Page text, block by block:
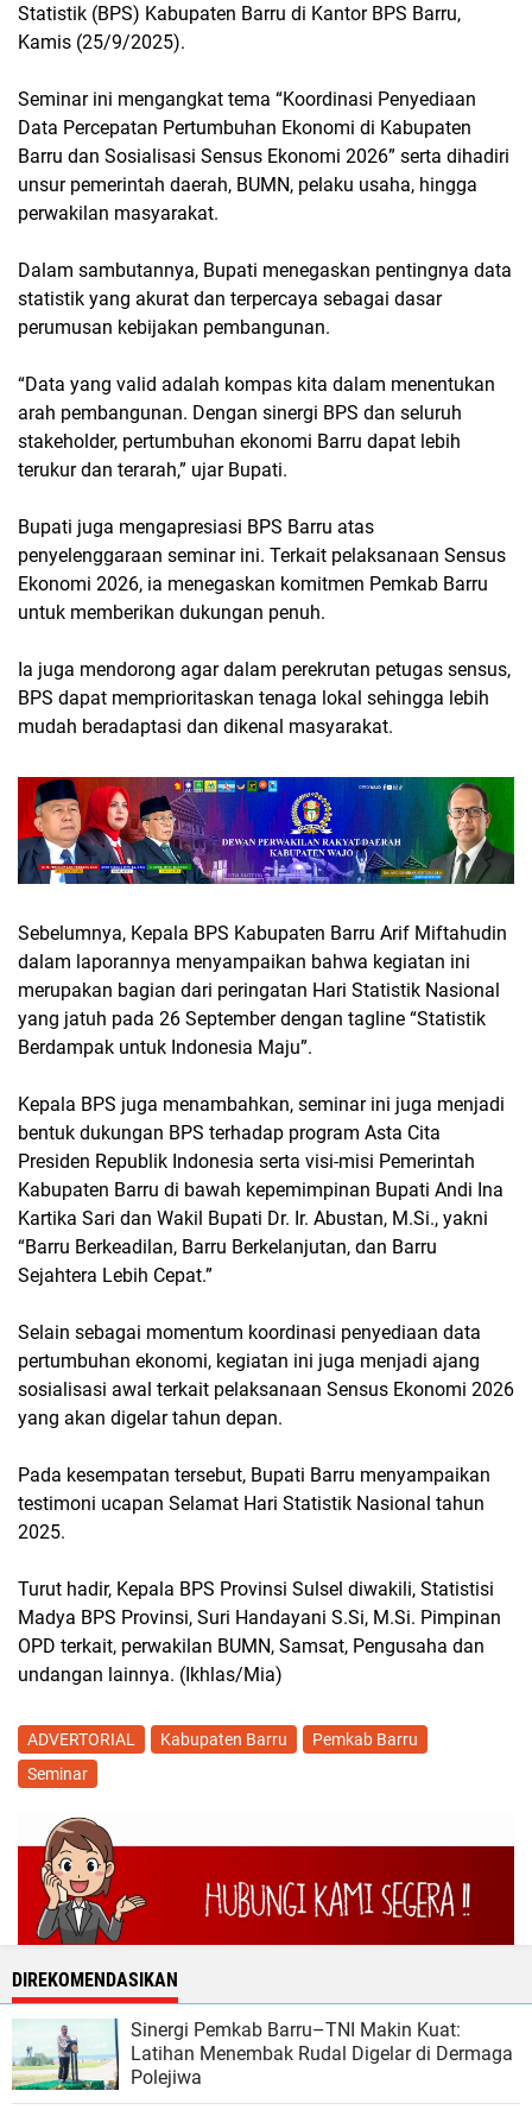
Statistik (BPS) Kabupaten Barru di Kantor BPS Barru,
Kamis (25/9/2025).
Seminar ini mengangkat tema “Koordinasi Penyediaan
Data Percepatan Pertumbuhan Ekonomi di Kabupaten
Barru dan Sosialisasi Sensus Ekonomi 2026” serta dihadiri
unsur pemerintah daerah, BUMN, pelaku usaha, hingga
perwakilan masyarakat.
Dalam sambutannya, Bupati menegaskan pentingnya data
statistik yang akurat dan terpercaya sebagai dasar
perumusan kebijakan pembangunan.
“Data yang valid adalah kompas kita dalam menentukan
arah pembangunan. Dengan sinergi BPS dan seluruh
stakeholder, pertumbuhan ekonomi Barru dapat lebih
terukur dan terarah,” ujar Bupati.
Bupati juga mengapresiasi BPS Barru atas
penyelenggaraan seminar ini. Terkait pelaksanaan Sensus
Ekonomi 2026, ia menegaskan komitmen Pemkab Barru
untuk memberikan dukungan penuh.
Ia juga mendorong agar dalam perekrutan petugas sensus,
BPS dapat memprioritaskan tenaga lokal sehingga lebih
mudah beradaptasi dan dikenal masyarakat.
Sebelumnya, Kepala BPS Kabupaten Barru Arif Miftahudin
dalam laporannya menyampaikan bahwa kegiatan ini
merupakan bagian dari peringatan Hari Statistik Nasional
yang jatuh pada 26 September dengan tagline “Statistik
Berdampak untuk Indonesia Maju”.
Kepala BPS juga menambahkan, seminar ini juga menjadi
bentuk dukungan BPS terhadap program Asta Cita
Presiden Republik Indonesia serta visi-misi Pemerintah
Kabupaten Barru di bawah kepemimpinan Bupati Andi Ina
Kartika Sari dan Wakil Bupati Dr. Ir. Abustan, M.Si., yakni
“Barru Berkeadilan, Barru Berkelanjutan, dan Barru
Sejahtera Lebih Cepat.”
Selain sebagai momentum koordinasi penyediaan data
pertumbuhan ekonomi, kegiatan ini juga menjadi ajang
sosialisasi awal terkait pelaksanaan Sensus Ekonomi 2026
yang akan digelar tahun depan.
Pada kesempatan tersebut, Bupati Barru menyampaikan
testimoni ucapan Selamat Hari Statistik Nasional tahun
2025.
Turut hadir, Kepala BPS Provinsi Sulsel diwakili, Statistisi
Madya BPS Provinsi, Suri Handayani S.Si, M.Si. Pimpinan
OPD terkait, perwakilan BUMN, Samsat, Pengusaha dan
undangan lainnya. (Ikhlas/Mia)
ADVERTORIAL Kabupaten Barru
Pemkab Barru
Seminar
DIREKOMENDASIKAN
Sinergi Pemkab Barru–TNI Makin Kuat:
Latihan Menembak Rudal Digelar di Dermaga
Polejiwa